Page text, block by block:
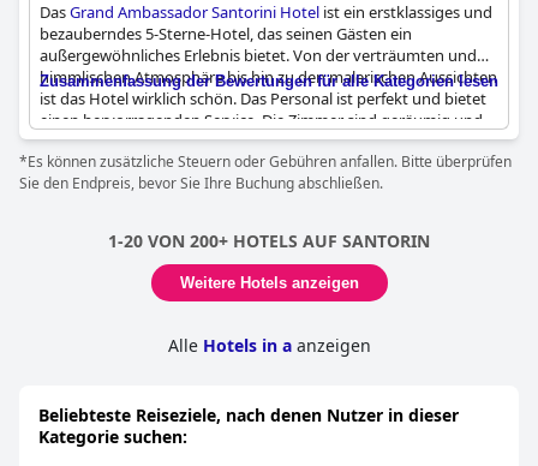
DasGrand Ambassador Santorini Hotel ist ein erstklassiges und
bezauberndes 5-Sterne-Hotel, das seinen Gästen ein
außergewöhnliches Erlebnis bietet. Von der verträumten und
himmlischen Atmosphäre bis hin zu den malerischen Aussichten
ist das Hotel wirklich schön. Das Personal ist perfekt und bietet
einen hervorragenden Service. Die Zimmer sind geräumig und
luxuriös und bieten eine neue Art, Luxus zu erleben. Während
einige Bewertungen enttäuscht waren, weil der versprochene
Luxus nicht der Realität entsprach, empfiehlt die Mehrheit der
Zusammenfassung der Bewertungen für alle Kategorien lesen
*Es können zusätzliche Steuern oder Gebühren anfallen. Bitte überprüfen
Sie den Endpreis, bevor Sie Ihre Buchung abschließen.
1-20 VON 200+ HOTELS AUF SANTORIN
Weitere Hotels anzeigen
Alle Hotels in aanzeigen
Beliebteste Reiseziele, nach denen Nutzer in dieser
Kategorie suchen: